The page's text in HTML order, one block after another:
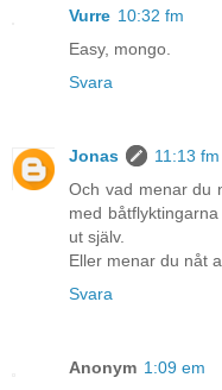
Vurre 10:32 fm
Easy, mongo.
Svara
Jonas
11:13 fm
Och vad menar du
med
ut själv.
Eller menar du nåt
Svara
Anonym 1:09 em